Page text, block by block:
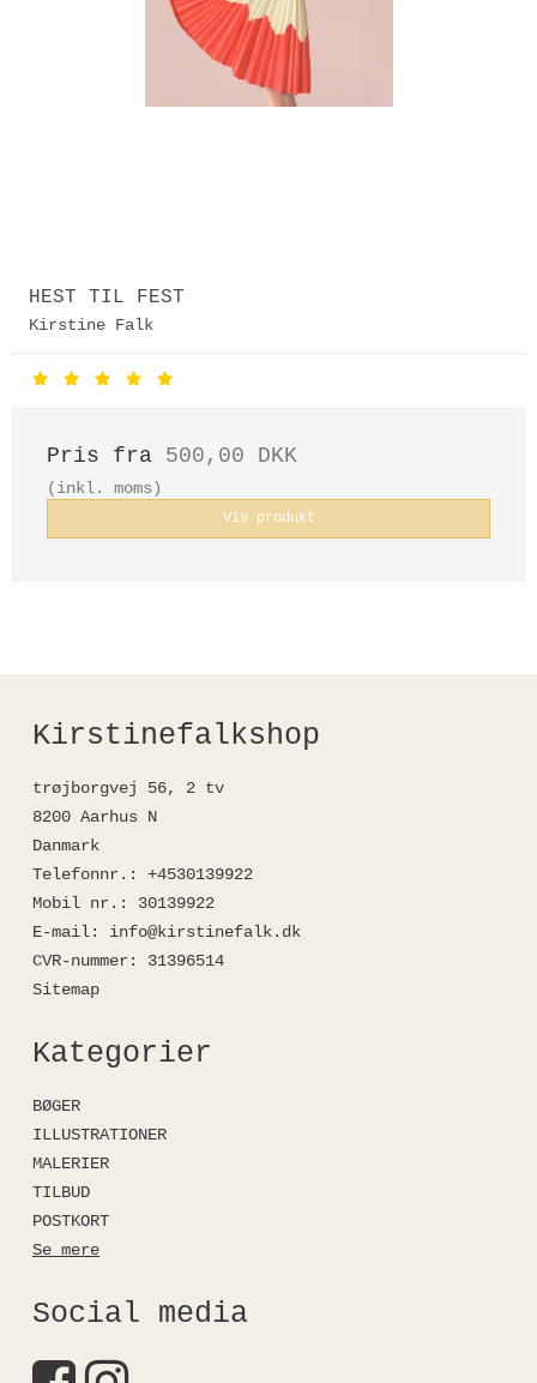
HEST TIL FEST
Kirstine Falk
Pris fra 500,00 DKK
(inkl. moms)
Vis produkt
Kirstinefalkshop
trøjborgvej 56, 2 tv
8200 Aarhus N
Danmark
Telefonnr. :
+4530139922
Mobil nr. :
30139922
E-mail:
info@kirstinefalk.dk
CVR-nummer:
31396514
Sitemap
Kategorier
BØGER
ILLUSTRATIONER
MALERIER
TILBUD
POSTKORT
Se mere
Social media